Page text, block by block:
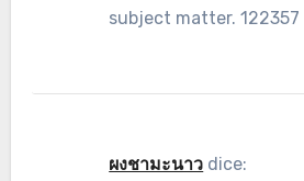
subject matter. 122357
ผงชามะนาว dice: